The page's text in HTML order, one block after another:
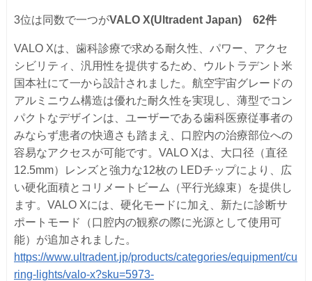
3位は同数で一つがVALO X(Ultradent Japan) 62件
VALO Xは、歯科診療で求める耐久性、パワー、アクセ
シビリティ、汎用性を提供するため、ウルトラデント米
国本社にて一から設計されました。航空宇宙グレードの
アルミニウム構造は優れた耐久性を実現し、薄型でコン
パクトなデザインは、ユーザーである歯科医療従事者の
みならず患者の快適さも踏まえ、口腔内の治療部位への
容易なアクセスが可能です。VALO Xは、大口径（直径
12.5mm）レンズと強力な12枚の LEDチップにより、広
い硬化面積とコリメートビーム（平行光線束）を提供し
ます。VALO Xには、硬化モードに加え、新たに診断サ
ポートモード（口腔内の観察の際に光源として使用可
能）が追加されました。
https://www.ultradent.jp/products/categories/equipment/cu
ring-lights/valo-x?sku=5973-